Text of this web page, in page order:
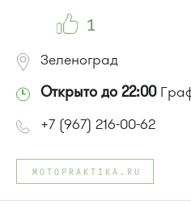
1
Зеленоград
Открыто до 22:00
+7 (967) 216-00-62
MOTOPRAKTIKA.RU